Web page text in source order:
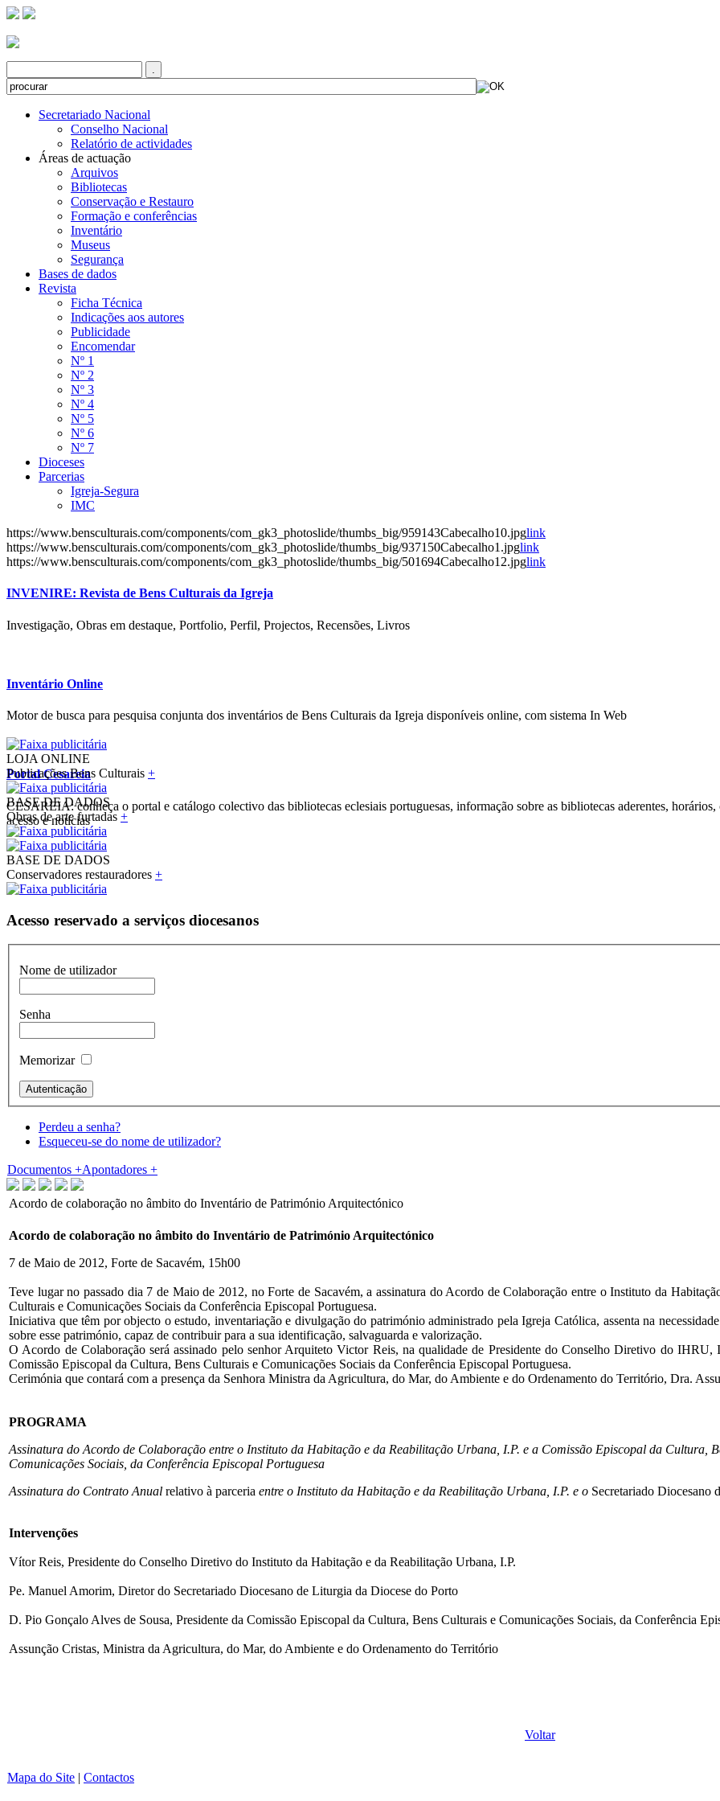
Secretariado Nacional
Conselho Nacional
Relatório de actividades
Áreas de actuação
Arquivos
Bibliotecas
Conservação e Restauro
Formação e conferências
Inventário
Museus
Segurança
Bases de dados
Revista
Ficha Técnica
Indicações aos autores
Publicidade
Encomendar
Nº 1
Nº 2
Nº 3
Nº 4
Nº 5
Nº 6
Nº 7
Dioceses
Parcerias
Igreja-Segura
IMC
https://www.bensculturais.com/components/com_gk3_photoslide/thumbs_big/959143Cabecalho10.jpglink
https://www.bensculturais.com/components/com_gk3_photoslide/thumbs_big/937150Cabecalho1.jpglink
https://www.bensculturais.com/components/com_gk3_photoslide/thumbs_big/501694Cabecalho12.jpglink
INVENIRE: Revista de Bens Culturais da Igreja
Investigação, Obras em destaque, Portfolio, Perfil, Projectos, Recensões, Livros
Inventário Online
Motor de busca para pesquisa conjunta dos inventários de Bens Culturais da Igreja disponíveis online, com sistema In Web
Portal Cesareia
CESAREIA: conheça o portal e catálogo colectivo das bibliotecas eclesiais portuguesas, informação sobre as bibliotecas aderentes, horários,
acesso e notícias
LOJA ONLINE
Publicações Bens Culturais +
BASE DE DADOS
Obras de arte furtadas +
BASE DE DADOS
Conservadores restauradores +
Acesso reservado a serviços diocesanos
Nome de utilizador
Senha
Memorizar
Perdeu a senha?
Esqueceu-se do nome de utilizador?
Documentos +Apontadores +
Acordo de colaboração no âmbito do Inventário de Património Arquitectónico
Acordo de colaboração no âmbito do Inventário de Património Arquitectónico
7 de Maio de 2012, Forte de Sacavém, 15h00
Teve lugar no passado dia 7 de Maio de 2012, no Forte de Sacavém, a assinatura do Acordo de Colaboração entre o Instituto da
Culturais e Comunicações Sociais da Conferência Episcopal Portuguesa.
Iniciativa que têm por objecto o estudo, inventariação e divulgação do património administrado pela Igreja Católica, assenta na
sobre esse património, capaz de contribuir para a sua identificação, salvaguarda e valorização.
O Acordo de Colaboração será assinado pelo senhor Arquiteto Victor Reis, na qualidade de Presidente do Conselho Diretivo do
Comissão Episcopal da Cultura, Bens Culturais e Comunicações Sociais da Conferência Episcopal Portuguesa.
Cerimónia que contará com a presença da Senhora Ministra da Agricultura, do Mar, do Ambiente e do Ordenamento do Território, Dra.
PROGRAMA
Assinatura do Acordo de Colaboração entre o Instituto da Habitação e da Reabilitação Urbana, I.P. e a Comissão Episcopal da Cultura,
Comunicações Sociais, da Conferência Episcopal Portuguesa
Assinatura do Contrato Anual relativo à parceria entre o Instituto da Habitação e da Reabilitação Urbana, I.P. e o Secretariado Diocesano
Intervenções
Vítor Reis, Presidente do Conselho Diretivo do Instituto da Habitação e da Reabilitação Urbana, I.P.
Pe. Manuel Amorim, Diretor do Secretariado Diocesano de Liturgia da Diocese do Porto
D. Pio Gonçalo Alves de Sousa, Presidente da Comissão Episcopal da Cultura, Bens Culturais e Comunicações Sociais, da Conferência
Assunção Cristas, Ministra da Agricultura, do Mar, do Ambiente e do Ordenamento do Território
Voltar
Mapa do Site | Contactos